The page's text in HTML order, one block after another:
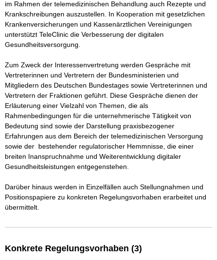
im Rahmen der telemedizinischen Behandlung auch Rezepte und
Krankschreibungen auszustellen. In Kooperation mit gesetzlichen
Krankenversicherungen und Kassenärztlichen Vereinigungen
unterstützt TeleClinic die Verbesserung der digitalen
Gesundheitsversorgung.
Zum Zweck der Interessenvertretung werden Gespräche mit
Vertreterinnen und Vertretern der Bundesministerien und
Mitgliedern des Deutschen Bundestages sowie Vertreterinnen und
Vertretern der Fraktionen geführt. Diese Gespräche dienen der
Erläuterung einer Vielzahl von Themen, die als
Rahmenbedingungen für die unternehmerische Tätigkeit von
Bedeutung sind sowie der Darstellung praxisbezogener
Erfahrungen aus dem Bereich der telemedizinischen Versorgung
sowie der  bestehender regulatorischer Hemmnisse, die einer
breiten Inanspruchnahme und Weiterentwicklung digitaler
Gesundheitsleistungen entgegenstehen.
Darüber hinaus werden in Einzelfällen auch Stellungnahmen und
Positionspapiere zu konkreten Regelungsvorhaben erarbeitet und
Konkrete Regelungsvorhaben (3)